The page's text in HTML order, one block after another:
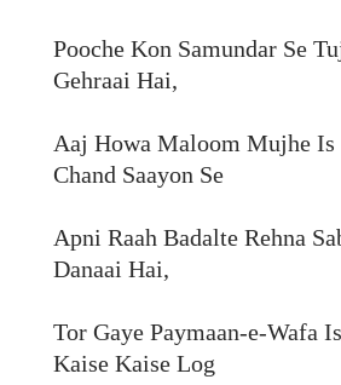
Pooche Kon Samundar Se
Gehraai Hai,
Aaj Howa Maloom Mujhe Is
Chand Saayon Se
Apni Raah Badalte Rehna
Danaai Hai,
Tor Gaye Paymaan-e-Wafa
Kaise Kaise Log